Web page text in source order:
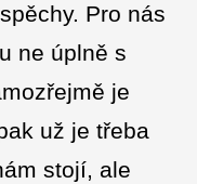
Pro nás
ne úplně s
je
už je třeba
stojí, ale